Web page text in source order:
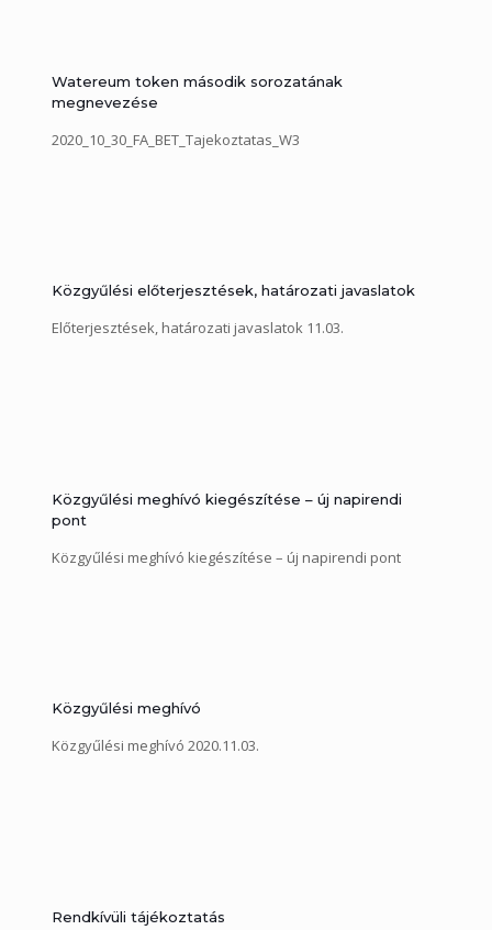
Watereum token második sorozatának
megnevezése
2020_10_30_FA_BET_Tajekoztatas_W3
Közgyűlési előterjesztések, határozati javaslatok
Előterjesztések, határozati javaslatok 11.03.
Közgyűlési meghívó kiegészítése – új napirendi
pont
Közgyűlési meghívó kiegészítése – új napirendi pont
Közgyűlési meghívó
Közgyűlési meghívó 2020.11.03.
Rendkívüli tájékoztatás